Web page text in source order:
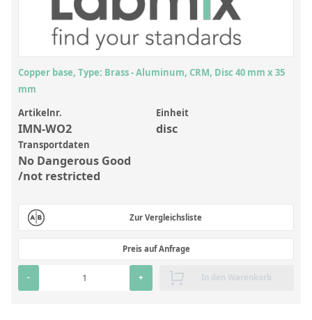
Anorganische Referenzstandards
Laborvergleichsuntersuchungen (LVU/PT)
Laborbedarf und Verbrauchsmaterialien
Sonstige Standards
Custom-Made
Übersicht: Kundenspezifische Standards
Anorganische wässrige Kundenmischungen
Organische Analyten | Rückstandsanalytik
Elementstandards in Öl
Metallstandards | Setting Up Samples (SUS)
Kundenspezifische Polymerstandards
Copper base, Type: Brass - Aluminum, CRM, Disc 40 mm x 35
mm
Artikelnr.
IMN-WO2
Einheit
disc
Transportdaten
No Dangerous Good
/not restricted
Zur Vergleichsliste
Preis auf Anfrage
- + In den Warenkorb